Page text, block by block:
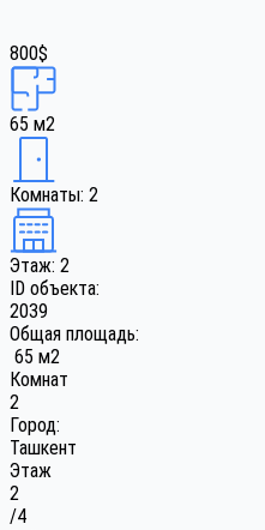
800$
65 м2
Комнаты: 2
Этаж: 2
ID объекта:
2039
Общая площадь:
65 м2
Комнат
2
Город:
Ташкент
Этаж
2
/4